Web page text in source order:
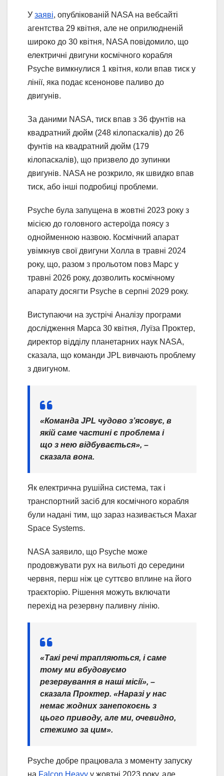
У заяві, опублікованій NASA на вебсайті
агентства 29 квітня, але не оприлюдненій
широко до 30 квітня, NASA повідомило, що
електричні двигуни космічного корабля
Psyche вимкнулися 1 квітня, коли впав тиск у
лінії, яка подає ксенонове паливо до
двигунів.
За даними NASA, тиск впав з 36 фунтів на
квадратний дюйм (248 кілопаскалів) до 26
фунтів на квадратний дюйм (179
кілопаскалів), що призвело до зупинки
двигунів. NASA не розкрило, як швидко впав
тиск, або інші подробиці проблеми.
Psyche була запущена в жовтні 2023 року з
місією до головного астероїда поясу з
однойменною назвою. Космічний апарат
увімкнув свої двигуни Холла в травні 2024
року, що, разом з прольотом повз Марс у
травні 2026 року, дозволить космічному
апарату досягти Psyche в серпні 2029 року.
Виступаючи на зустрічі Аналізу програми
дослідження Марса 30 квітня, Луїза Проктер,
директор відділу планетарних наук NASA,
сказала, що команди JPL вивчають проблему
з двигуном.
«Команда JPL чудово з’ясовує, в
якій саме частині є проблема і
що з нею відбувається», –
сказала вона.
Як електрична рушійна система, так і
транспортний засіб для космічного корабля
були надані тим, що зараз називається Maxar
Space Systems.
NASA заявило, що Psyche може
продовжувати рух на вильоті до середини
червня, перш ніж це суттєво вплине на його
траєкторію. Рішення можуть включати
перехід на резервну паливну лінію.
«Такі речі трапляються, і саме
тому ми вбудовуємо
резервування в наші місії», –
сказала Проктер. «Наразі у нас
немає жодних занепокоєнь з
цього приводу, але ми, очевидно,
стежимо за цим».
Psyche добре працювала з моменту запуску
на Falcon Heavy у жовтні 2023 року, але